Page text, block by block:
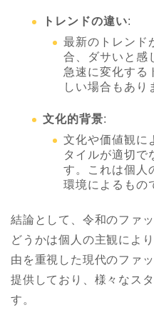
トレンドの違い:
最新のトレンド
合、ダサいと感
急速に変化する
しい場合もあり
文化的背景:
文化や価値観に
タイルが適切で
す。これは個人
環境によるもの
結論として、令和のファ
どうかは個人の主観によ
由を重視した現代のファ
提供しており、様々なス
す。